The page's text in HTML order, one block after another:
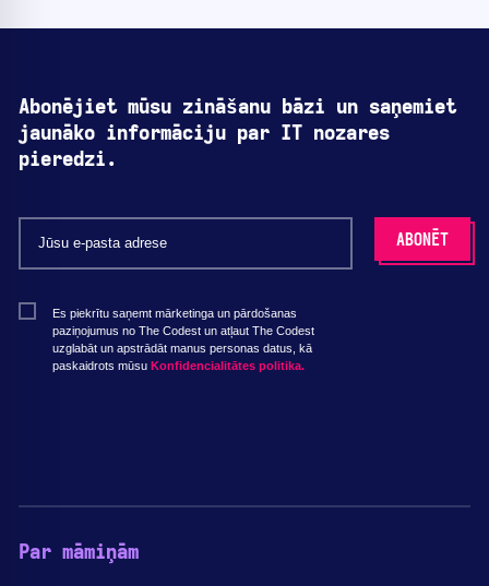
Abonējiet mūsu zināšanu bāzi un saņemiet
jaunāko informāciju par IT nozares
pieredzi.
Es piekrītu saņemt mārketinga un pārdošanas
paziņojumus no The Codest un atļaut The Codest
uzglabāt un apstrādāt manus personas datus, kā
paskaidrots mūsu Konfidencialitātes politika.
Par māmiņām